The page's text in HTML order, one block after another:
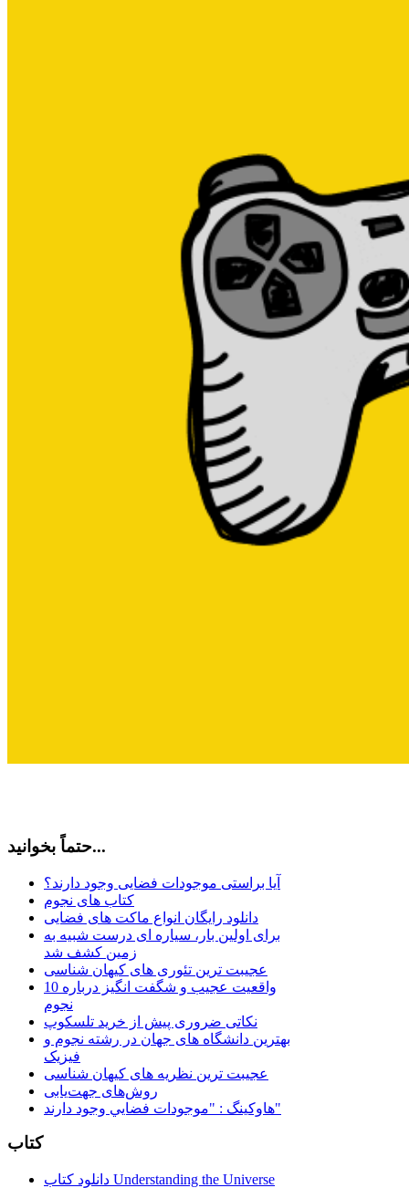
حتماً بخوانید...
آیا براستی موجودات فضایی وجود دارند؟
کتاب های نجوم
دانلود رایگان انواع ماکت های فضایی
برای اولین بار، سیاره ای درست شبیه به
زمین کشف شد
عجیبت ترین تئوری های کیهان شناسی
10 واقعیت عجیب و شگفت انگیز درباره
نجوم
نکاتی ضروری پیش از خرید تلسکوپ
بهترین دانشگاه های جهان در رشته نجوم و
فیزیک
عجیبت ترین نظریه های کیهان شناسی
روش‌های جهت‌یابی
هاوكينگ : "موجودات فضايي وجود دارند"
کتاب
دانلود کتاب Understanding the Universe